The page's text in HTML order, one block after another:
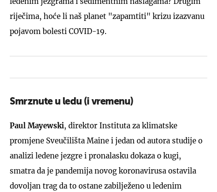
riječima, hoće li naš planet "zapamtiti" krizu izazvanu
pojavom bolesti COVID-19.
Smrznute u ledu (i vremenu)
Paul Mayewski, direktor Instituta za klimatske
promjene Sveučilišta Maine i jedan od autora studije o
analizi ledene jezgre i pronalasku dokaza o kugi,
smatra da je pandemija novog koronavirusa ostavila
dovoljan trag da to ostane zabilježeno u ledenim